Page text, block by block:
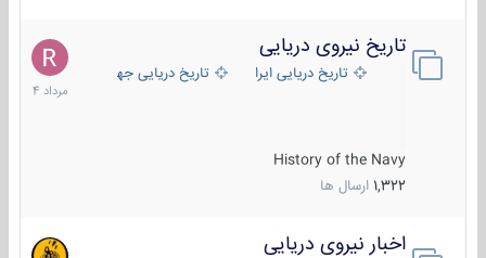
تاریخ نیروی دریایی
تاریخ دریایی ایران تاریخ دریایی جهان
History of the Navy
1,322 ارسال ها
16
مرداد
1404
اخبار نیروی دریایی
27